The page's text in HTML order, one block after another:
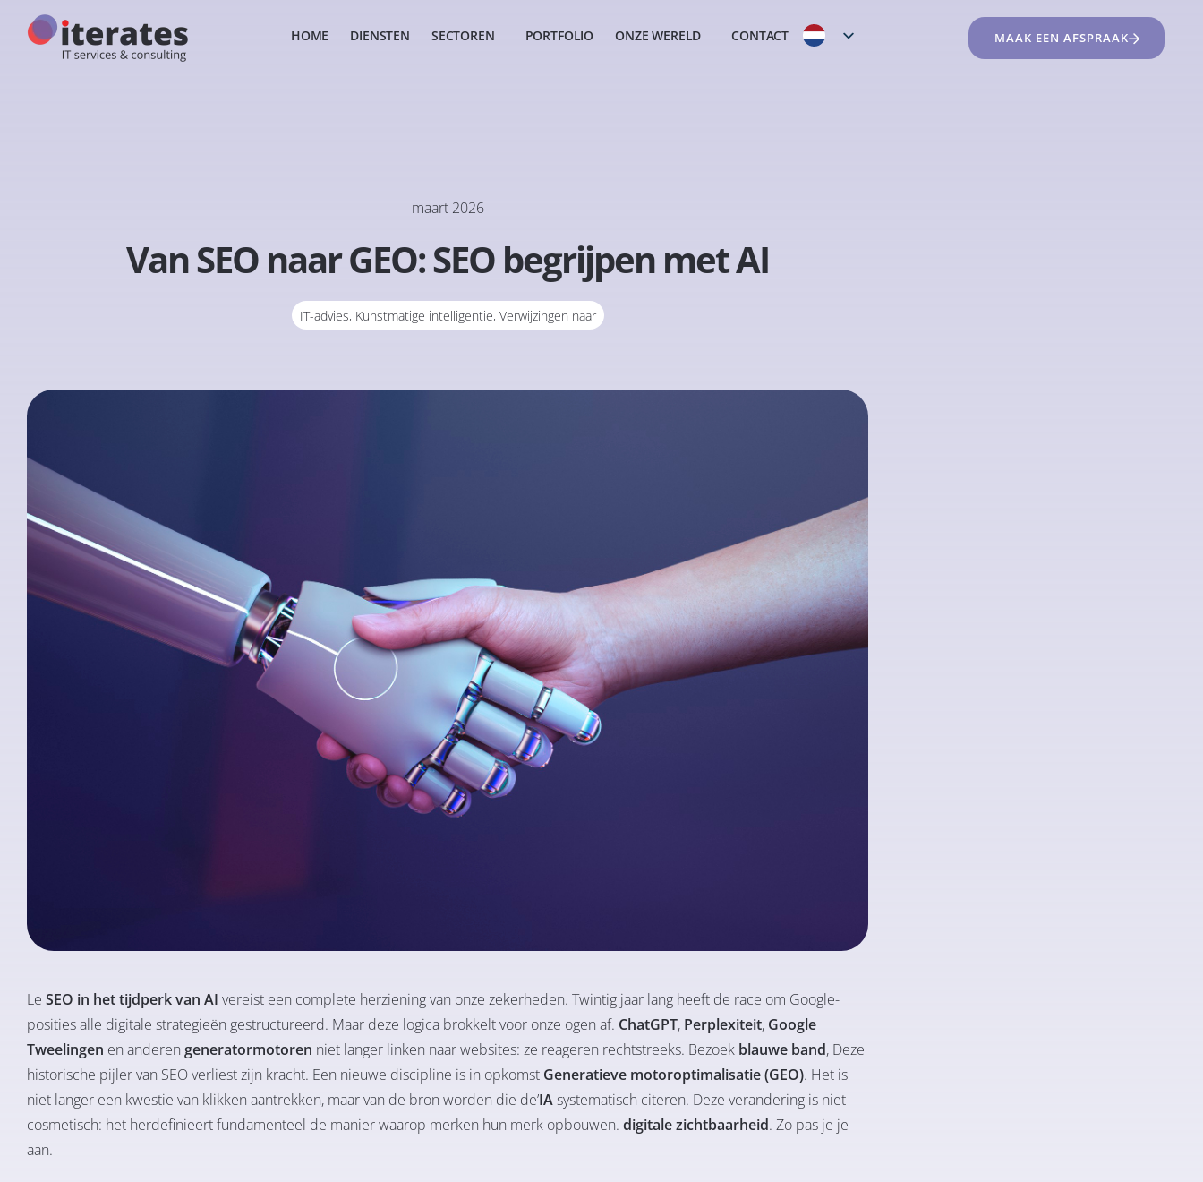
HOME DIENSTEN SECTOREN PORTFOLIO ONZE WERELD CONTACT MAAK EEN AFSPRAAK
maart 2026
Van SEO naar GEO: SEO begrijpen met AI
IT-advies, Kunstmatige intelligentie, Verwijzingen naar
Le SEO in het tijdperk van AI vereist een complete herziening van onze zekerheden. Twintig jaar lang heeft de race om Google-
posities alle digitale strategieën gestructureerd. Maar deze logica brokkelt voor onze ogen af. ChatGPT, Perplexiteit, Google
Tweelingen en anderen generatormotoren niet langer linken naar websites: ze reageren rechtstreeks. Bezoek blauwe band, Deze
historische pijler van SEO verliest zijn kracht. Een nieuwe discipline is in opkomst Generatieve motoroptimalisatie (GEO). Het is
niet langer een kwestie van klikken aantrekken, maar van de bron worden die de’IAsystematisch citeren. Deze verandering is niet
cosmetisch: het herdefinieert fundamenteel de manier waarop merken hun merk opbouwen. digitale zichtbaarheid. Zo pas je je
aan.